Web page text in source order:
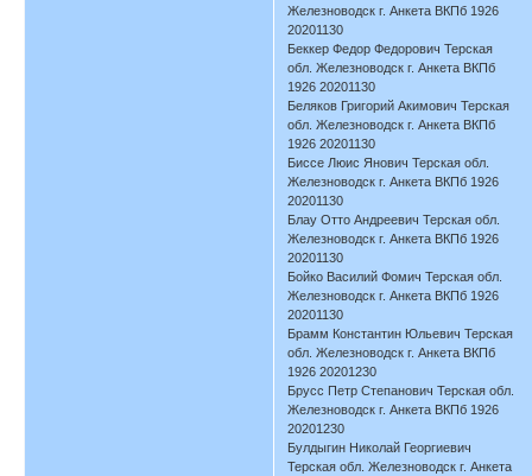
Железноводск г. Анкета ВКПб 1926
20201130
Беккер Федор Федорович Терская
обл. Железноводск г. Анкета ВКПб
1926 20201130
Беляков Григорий Акимович Терская
обл. Железноводск г. Анкета ВКПб
1926 20201130
Биссе Люис Янович Терская обл.
Железноводск г. Анкета ВКПб 1926
20201130
Блау Отто Андреевич Терская обл.
Железноводск г. Анкета ВКПб 1926
20201130
Бойко Василий Фомич Терская обл.
Железноводск г. Анкета ВКПб 1926
20201130
Брамм Константин Юльевич Терская
обл. Железноводск г. Анкета ВКПб
1926 20201230
Брусс Петр Степанович Терская обл.
Железноводск г. Анкета ВКПб 1926
20201230
Булдыгин Николай Георгиевич
Терская обл. Железноводск г. Анкета